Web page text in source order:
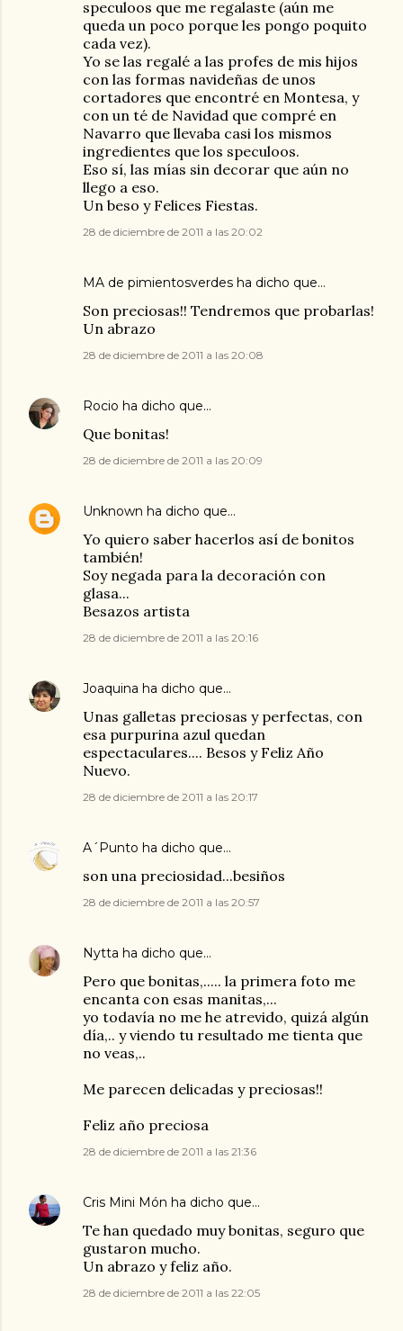
speculoos que me regalaste (aún me
queda un poco porque les pongo poquito
cada vez).
Yo se las regalé a las profes de mis hijos
con las formas navideñas de unos
cortadores que encontré en Montesa, y
con un té de Navidad que compré en
Navarro que llevaba casi los mismos
ingredientes que los speculoos.
Eso sí, las mías sin decorar que aún no
llego a eso.
Un beso y Felices Fiestas.
28 de diciembre de 2011 a las 20:02
MA de pimientosverdes ha dicho que…
Son preciosas!! Tendremos que probarlas!
Un abrazo
28 de diciembre de 2011 a las 20:08
Rocio ha dicho que…
Que bonitas!
28 de diciembre de 2011 a las 20:09
Unknown ha dicho que…
Yo quiero saber hacerlos así de bonitos
también!
Soy negada para la decoración con
glasa...
Besazos artista
28 de diciembre de 2011 a las 20:16
Joaquina ha dicho que…
Unas galletas preciosas y perfectas, con
esa purpurina azul quedan
espectaculares.... Besos y Feliz Año
Nuevo.
28 de diciembre de 2011 a las 20:17
A´Punto ha dicho que…
son una preciosidad...besiños
28 de diciembre de 2011 a las 20:57
Nytta ha dicho que…
Pero que bonitas,..... la primera foto me
encanta con esas manitas,...
yo todavía no me he atrevido, quizá algún
día,.. y viendo tu resultado me tienta que
no veas,..
Me parecen delicadas y preciosas!!
Feliz año preciosa
28 de diciembre de 2011 a las 21:36
Cris Mini Món ha dicho que…
Te han quedado muy bonitas, seguro que
gustaron mucho.
Un abrazo y feliz año.
28 de diciembre de 2011 a las 22:05